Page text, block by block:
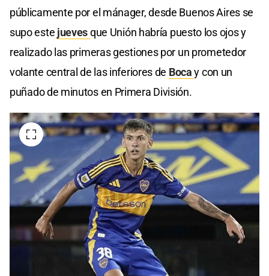
públicamente por el mánager, desde Buenos Aires se
supo este juevesque Unión habría puesto los ojos y
realizado las primeras gestiones por un prometedor
volante central de las inferiores de Bocay con un
puñado de minutos en Primera División.